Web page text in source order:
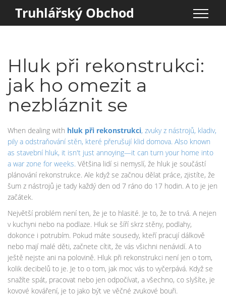
Truhlářský Obchod
Hluk při rekonstrukci:
jak ho omezit a
nezbláznit se
When dealing with hluk při rekonstrukci, zvuky z nástrojů, kladiv,
pily a odstraňování stěn, které přerušují klid domova. Also known
as stavební hluk, it isn't just annoying—it can turn your home into
a war zone for weeks. Většina lidí si nemyslí, že hluk je součástí
plánování rekonstrukce. Ale když se začnou dělat práce, zjistíte, že
šum z nástrojů je tady každý den od 7 ráno do 17 hodin. A to je jen
začátek.
Největší problém není ten, že je to hlasité. Je to, že to trvá. A nejen
v kuchyni nebo na podlaze. Hluk se šíří skrz stěny, podlahy,
dokonce i potrubím. Pokud máte sousedy, kteří pracují dálkově
nebo mají malé děti, začnete cítit, že vás všichni nenávidí. A to
ještě nejste ani na polovině. Hluk při rekonstrukci není jen o tom,
kolik decibelů to je. Je to o tom, jak moc vás to vyčerpává. Když se
snažíte spát, pracovat nebo jen odpočívat, a všechno, co slyšíte, je
kovové kováření, je to jako být ve věčné zvukové bouři.